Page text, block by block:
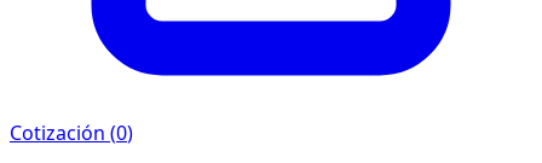
Cotización (0)